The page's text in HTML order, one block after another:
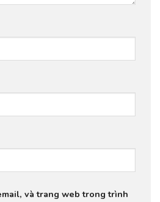
và trang web trong trình